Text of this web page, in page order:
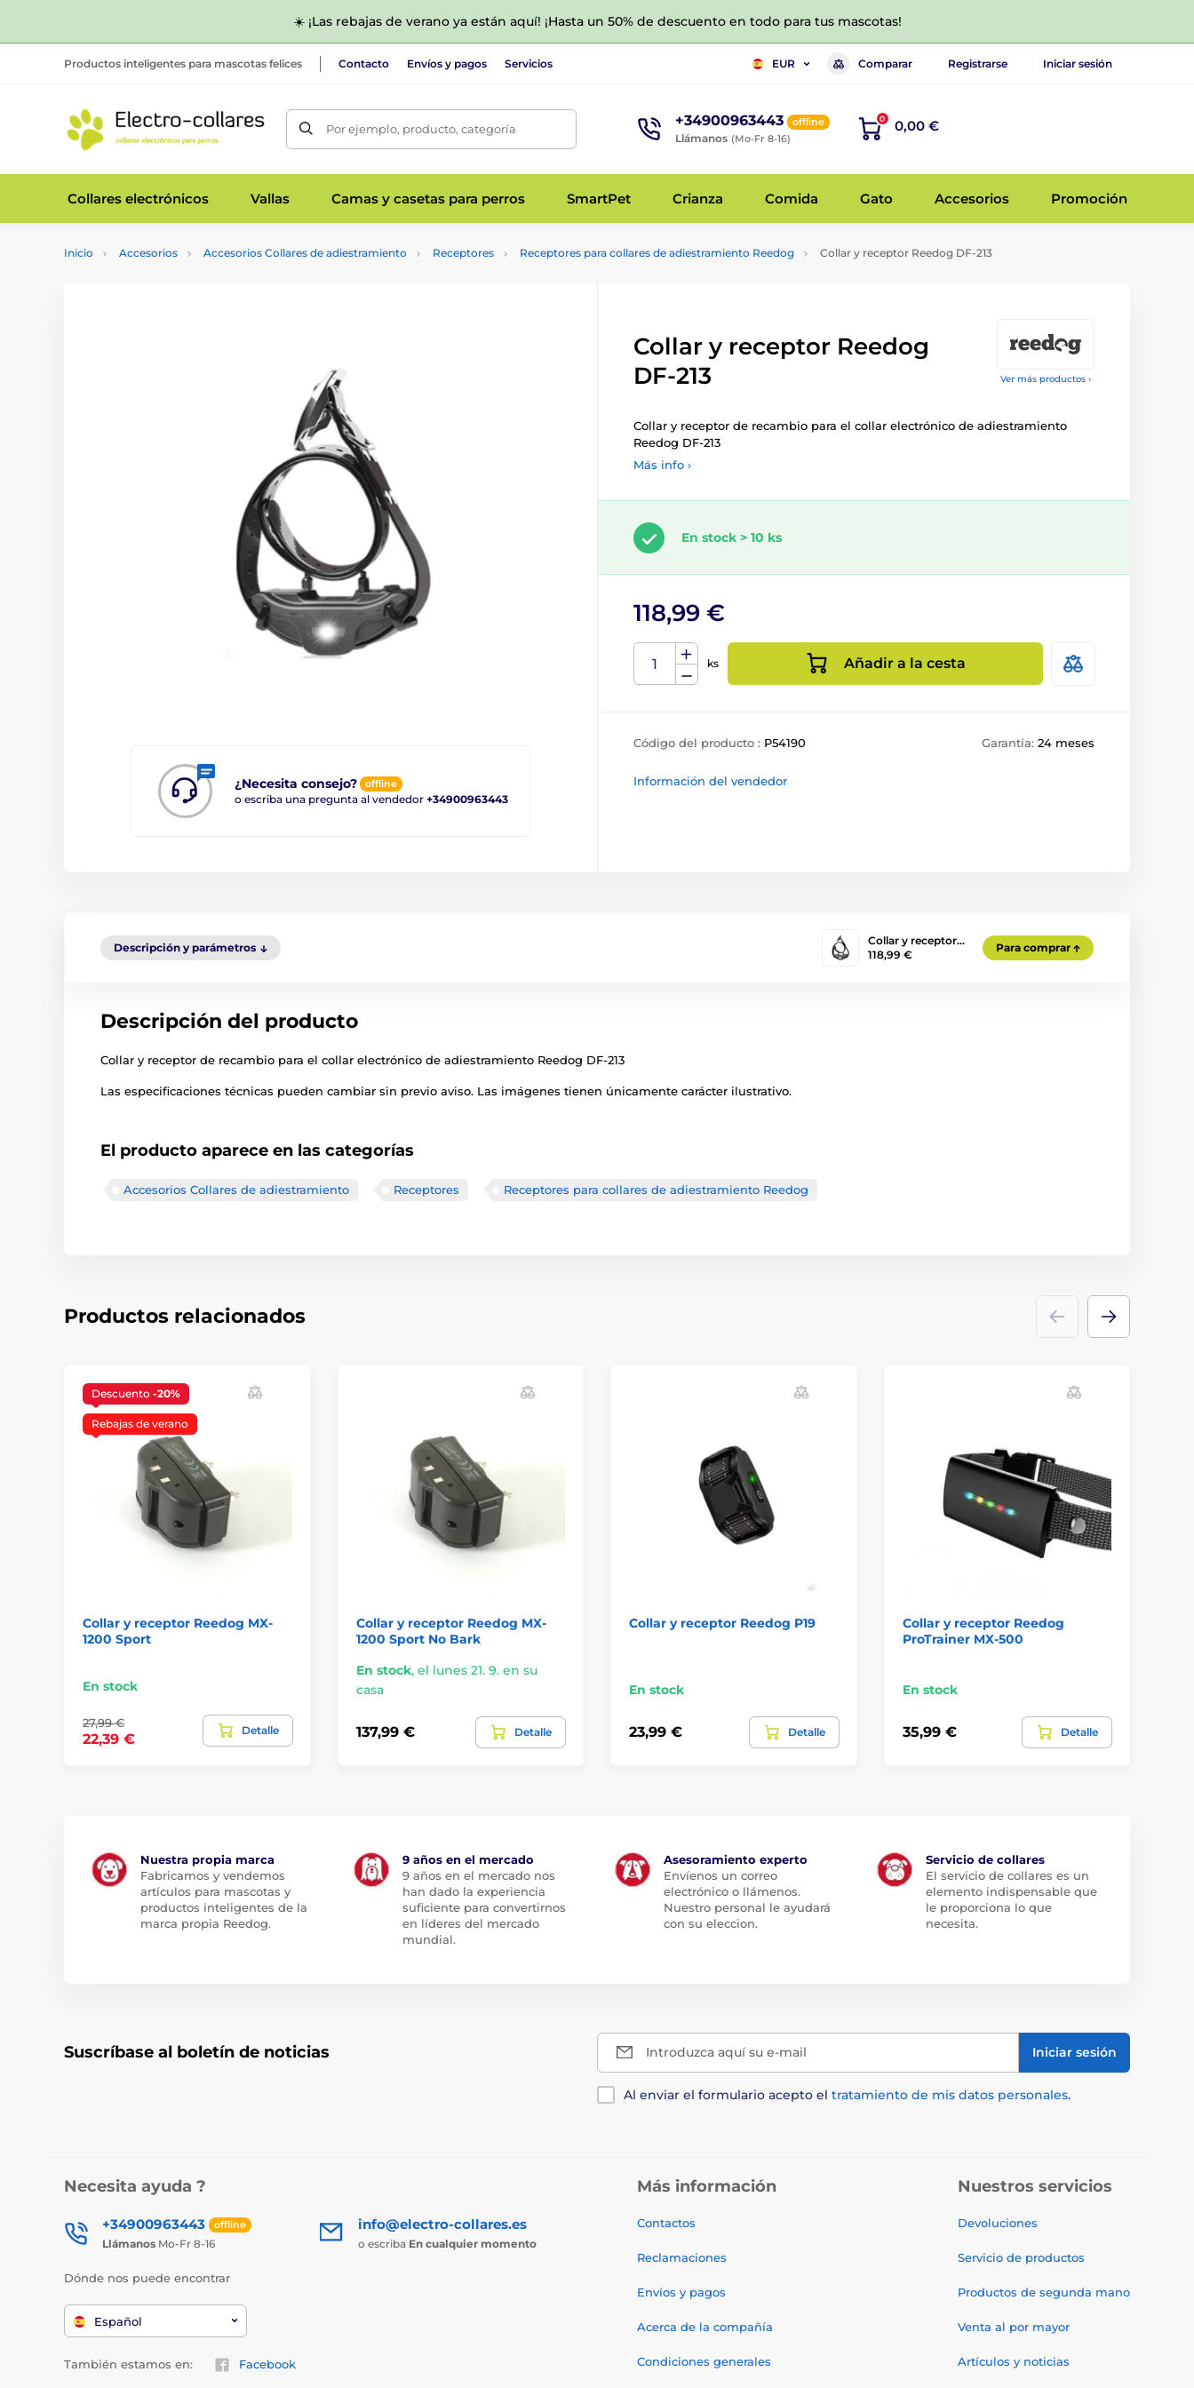
☀️ ¡Las rebajas de verano ya están aquí! ¡Hasta un 50% de descuento en todo para tus mascotas!
Productos inteligentes para mascotas felices Contacto Envíos y pagos Servicios EUR Comparar Registrarse Iniciar sesión
Por ejemplo, producto, categoría +34900963443 offline
Llámanos (Mo-Fr 8-16)
0 0,00 €
Collares electrónicos Vallas Camas y casetas para perros SmartPet Crianza Comida Gato Accesorios Promoción
Inicio Accesorios Accesorios Collares de adiestramiento Receptores Receptores para collares de adiestramiento Reedog Collar y receptor Reedog DF-213
Ver más productos ›
¿Necesita consejo? offline
o escriba una pregunta al vendedor +34900963443
Collar y receptor Reedog
DF-213
Collar y receptor de recambio para el collar electrónico de adiestramiento
Reedog DF-213
Más info ›
En stock > 10 ks
118,99 €
ks Añadir a la cesta
Código del producto : P54190 Garantía: 24 meses
Información del vendedor
Descripción y parámetros
Collar y receptor…
118,99 €
Para comprar
Descripción del producto
Collar y receptor de recambio para el collar electrónico de adiestramiento Reedog DF-213
Las especificaciones técnicas pueden cambiar sin previo aviso. Las imágenes tienen únicamente carácter ilustrativo.
El producto aparece en las categorías
Accesorios Collares de adiestramiento Receptores Receptores para collares de adiestramiento Reedog
Productos relacionados
Descuento -20%
Rebajas de verano
Collar y receptor Reedog MX-
1200 Sport
En stock
27,99 €
22,39 €
Detalle
Collar y receptor Reedog MX-
1200 Sport No Bark
En stock, el lunes 21. 9. en su
casa
137,99 € Detalle
Collar y receptor Reedog P19
En stock
23,99 € Detalle
Collar y receptor Reedog
ProTrainer MX-500
En stock
35,99 € Detalle
Nuestra propia marca
Fabricamos y vendemos
artículos para mascotas y
productos inteligentes de la
marca propia Reedog.
9 años en el mercado
9 años en el mercado nos
han dado la experiencia
suficiente para convertirnos
en líderes del mercado
mundial.
Asesoramiento experto
Envíenos un correo
electrónico o llámenos.
Nuestro personal le ayudará
con su eleccion.
Servicio de collares
El servicio de collares es un
elemento indispensable que
le proporciona lo que
necesita.
Suscríbase al boletín de noticias Introduzca aquí su e-mail Iniciar sesión
Al enviar el formulario acepto el tratamiento de mis datos personales.
Necesita ayuda ?
+34900963443 offline
Llámanos Mo-Fr 8-16
info@electro-collares.es
o escriba En cualquier momento
Dónde nos puede encontrar
Español
También estamos en: Facebook
Más información
Contactos
Reclamaciones
Envíos y pagos
Acerca de la compañía
Condiciones generales
Nuestros servicios
Devoluciones
Servicio de productos
Productos de segunda mano
Venta al por mayor
Artículos y noticias